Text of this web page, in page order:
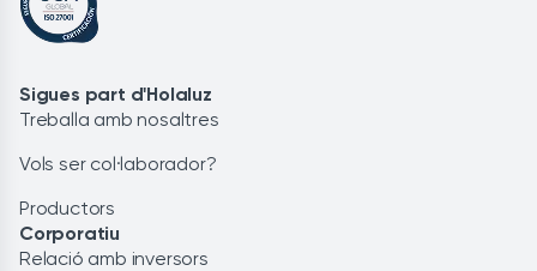
Sigues part d'Holaluz
Treballa amb nosaltres
Vols ser col·laborador?
Productors
Corporatiu
Relació amb inversors